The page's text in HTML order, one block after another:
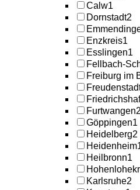
Calw1
Dornstadt2
Enzkreis1
Esslingen1
Fellbach-
Freiburg im
Furtwangen2
Göppingen1
Heidelberg2
Heidenheim
Heilbronn1
Karlsruhe2